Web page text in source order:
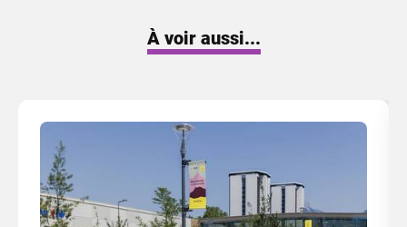
À voir aussi...